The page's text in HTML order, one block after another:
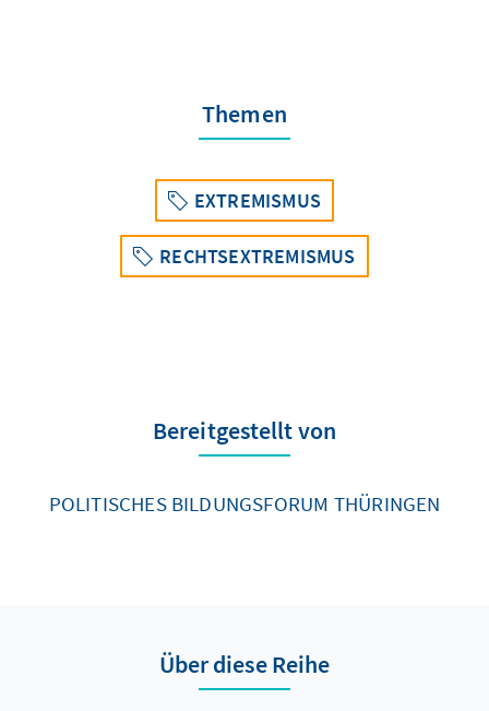
Themen
EXTREMISMUS
RECHTSEXTREMISMUS
Bereitgestellt von
POLITISCHES BILDUNGSFORUM THÜRINGEN
Über diese Reihe